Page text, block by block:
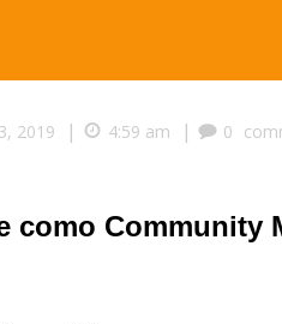
2019 | 4:59 am | 0
como Community